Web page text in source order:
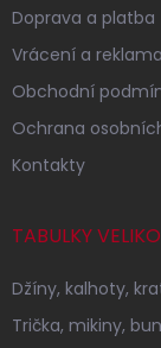
Doprava a platba
Vrácení a
Obchodní
Ochrana
Kontakty
TABULKY
Džíny, kalhoty,
Trička, mikiny,